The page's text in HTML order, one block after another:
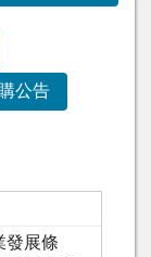
公告
發展條